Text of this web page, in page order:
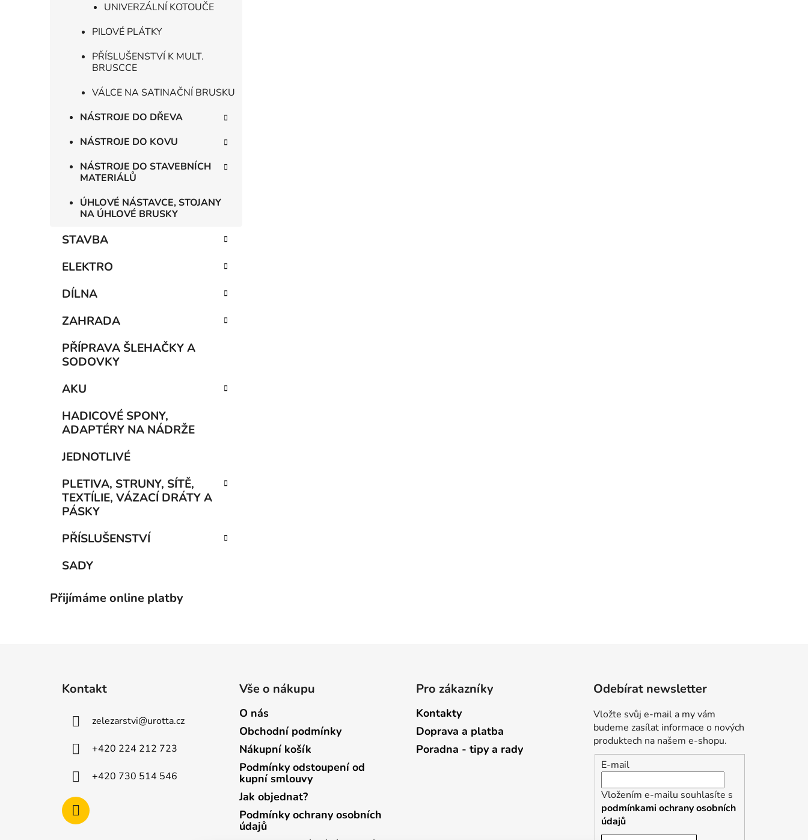
UNIVERZÁLNÍ KOTOUČE
PILOVÉ PLÁTKY
PŘÍSLUŠENSTVÍ K MULT.
BRUSCCE
VÁLCE NA SATINAČNÍ BRUSKU
NÁSTROJE DO DŘEVA
NÁSTROJE DO KOVU
NÁSTROJE DO STAVEBNÍCH
MATERIÁLŮ
ÚHLOVÉ NÁSTAVCE, STOJANY
NA ÚHLOVÉ BRUSKY
STAVBA
ELEKTRO
DÍLNA
ZAHRADA
PŘÍPRAVA ŠLEHAČKY A
SODOVKY
AKU
HADICOVÉ SPONY,
ADAPTÉRY NA NÁDRŽE
JEDNOTLIVÉ
PLETIVA, STRUNY, SÍTĚ,
TEXTÍLIE, VÁZACÍ DRÁTY A
PÁSKY
PŘÍSLUŠENSTVÍ
SADY
Přijímáme online platby
Kontakt
zelezarstvi@urotta.cz
+420 224 212 723
+420 730 514 546
Vše o nákupu
O nás
Obchodní podmínky
Nákupní košík
Podmínky odstoupení od
kupní smlouvy
Jak objednat?
Podmínky ochrany osobních
údajů
Pro zákazníky
Kontakty
Doprava a platba
Poradna - tipy a rady
Odebírat newsletter
Vložte svůj e-mail a my vám
budeme zasílat informace o nových
produktech na našem e-shopu.
E-mail
Vložením e-mailu souhlasíte s
podmínkami ochrany osobních
údajů